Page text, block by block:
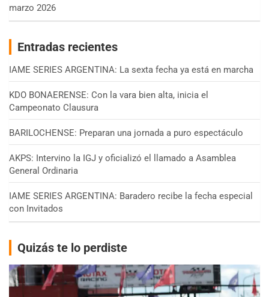
marzo 2026
Entradas recientes
IAME SERIES ARGENTINA: La sexta fecha ya está en marcha
KDO BONAERENSE: Con la vara bien alta, inicia el
Campeonato Clausura
BARILOCHENSE: Preparan una jornada a puro espectáculo
AKPS: Intervino la IGJ y oficializó el llamado a Asamblea
General Ordinaria
IAME SERIES ARGENTINA: Baradero recibe la fecha especial
con Invitados
Quizás te lo perdiste